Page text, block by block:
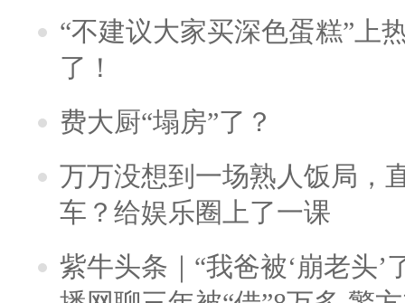
“不建议大家买深色蛋糕”上
了！
费大厨“塌房”了？
万万没想到一场熟人饭局，
车？给娱乐圈上了一课
紫牛头条｜“我爸被‘崩老头’